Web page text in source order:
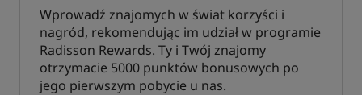
Wprowadź znajomych w świat korzyści i
nagród, rekomendując im udział w programie
Radisson Rewards. Ty i Twój znajomy
otrzymacie 5000 punktów bonusowych po
jego pierwszym pobycie u nas.